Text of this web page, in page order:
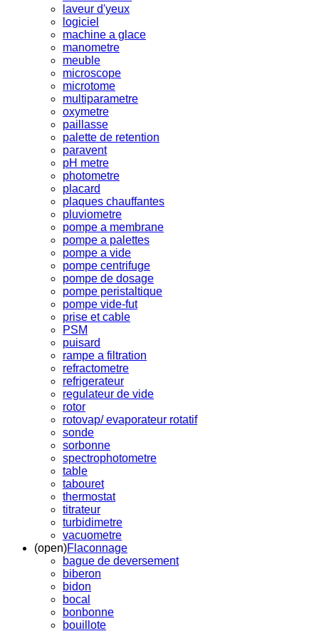
laveur d'yeux
logiciel
machine a glace
manometre
meuble
microscope
microtome
multiparametre
oxymetre
paillasse
palette de retention
paravent
pH metre
photometre
placard
plaques chauffantes
pluviometre
pompe a membrane
pompe a palettes
pompe a vide
pompe centrifuge
pompe de dosage
pompe peristaltique
pompe vide-fut
prise et cable
PSM
puisard
rampe a filtration
refractometre
refrigerateur
regulateur de vide
rotor
rotovap/ evaporateur rotatif
sonde
sorbonne
spectrophotometre
table
tabouret
thermostat
titrateur
turbidimetre
vacuometre
(open)Flaconnage
bague de deversement
biberon
bidon
bocal
bonbonne
bouillote